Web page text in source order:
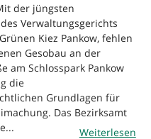
der jüngsten
Verwaltungsgerichts
Kiez Pankow, fehlen
Gesobau an der
am Schlosspark Pankow
die
Grundlagen für
Das Bezirksamt
Weiterlesen